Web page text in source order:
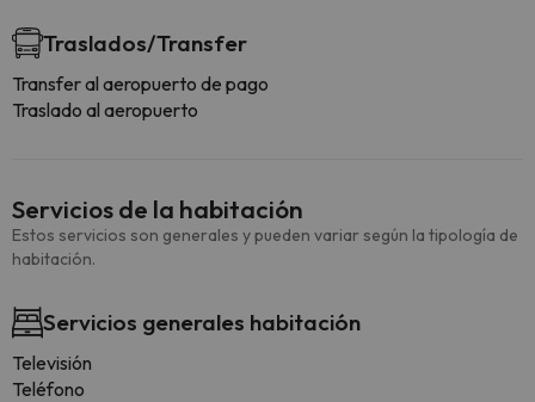
Traslados/Transfer
Transfer al aeropuerto de pago
Traslado al aeropuerto
Servicios de la habitación
Estos servicios son generales y pueden variar según la tipología de
habitación.
Servicios generales habitación
Televisión
Teléfono